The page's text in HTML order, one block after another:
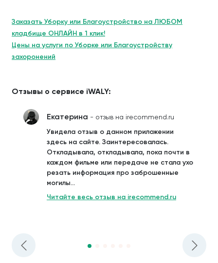
Заказать Уборку или Благоустройство на ЛЮБОМ
кладбище ОНЛАЙН в 1 клик!
Цены на услуги по Уборке или Благоустройству
захоронений
Отзывы о сервисе iWALY:
Екатерина - отзыв на irecommend.ru
Увидела отзыв о данном приложении
здесь на сайте. Заинтересовалась.
Откладывала, откладывала, пока почти в
каждом фильме или передаче не стала ухо
резать информация про заброшенные
могилы...
Читайте весь отзыв на irecommend.ru